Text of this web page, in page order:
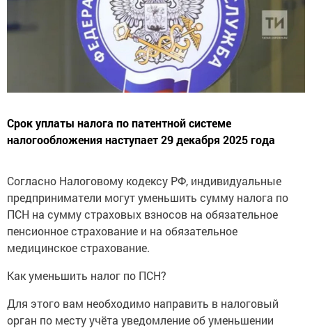
Срок уплаты налога по патентной системе
налогообложения наступает 29 декабря 2025 года
Согласно Налоговому кодексу РФ, индивидуальные
предприниматели могут уменьшить сумму налога по
ПСН на сумму страховых взносов на обязательное
пенсионное страхование и на обязательное
медицинское страхование.
Как уменьшить налог по ПСН?
Для этого вам необходимо направить в налоговый
орган по месту учёта уведомление об уменьшении